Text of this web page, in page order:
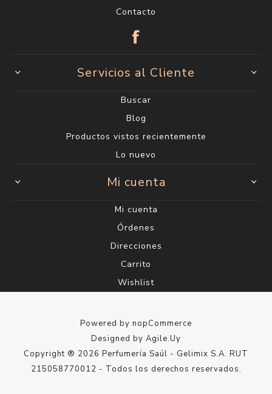
Contacto
Servicios al Cliente
Buscar
Blog
Productos vistos recientemente
Lo nuevo
Mi cuenta
Mi cuenta
Órdenes
Direcciones
Carrito
Wishlist
Powered by nopCommerce
Designed by Agile.Uy
Copyright ® 2026 Perfumería Saúl - Gelimix S.A. RUT
215058770012 - Todos los derechos reservados.